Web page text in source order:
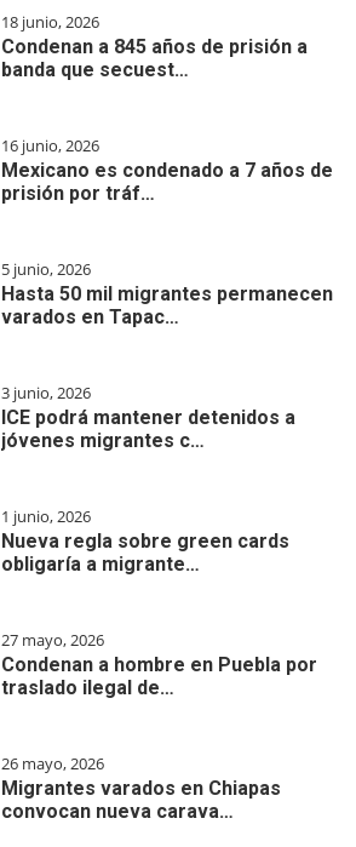
18 junio, 2026
Condenan a 845 años de prisión a
banda que secuest…
16 junio, 2026
Mexicano es condenado a 7 años de
prisión por tráf…
5 junio, 2026
Hasta 50 mil migrantes permanecen
varados en Tapac…
3 junio, 2026
ICE podrá mantener detenidos a
jóvenes migrantes c…
1 junio, 2026
Nueva regla sobre green cards
obligaría a migrante…
27 mayo, 2026
Condenan a hombre en Puebla por
traslado ilegal de…
26 mayo, 2026
Migrantes varados en Chiapas
convocan nueva carava…